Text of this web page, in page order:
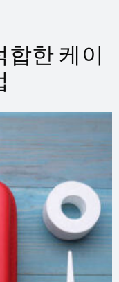
합한 케이